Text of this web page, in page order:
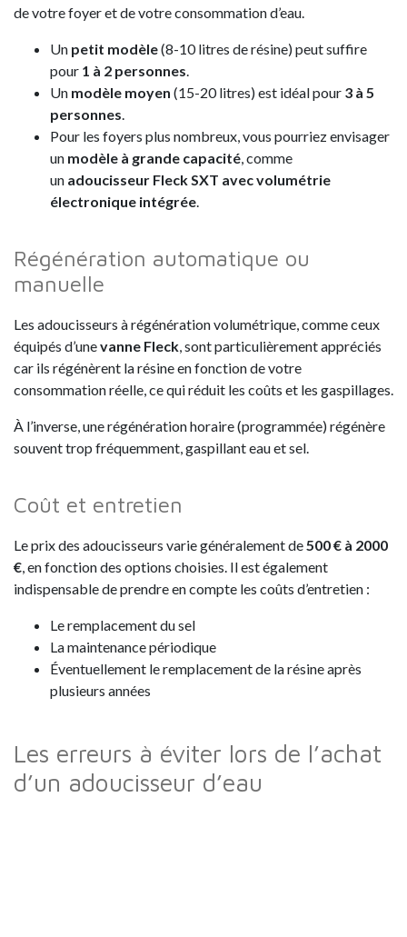
de votre foyer et de votre consommation d’eau.
Un petit modèle(8-10 litres de résine) peut suffire
pour 1 à 2 personnes
Un modèle moyen (15-20 litres) est idéal pour 3 à 5
personnes
Pour les foyers plus nombreux, vous pourriez envisager
un modèle à grande capacité , comme
un adoucisseur Fleck SXT avec volumétrie
électronique intégrée
Régénération automatique ou
manuelle
Les adoucisseurs à régénération volumétrique, comme ceux
équipés d’unevanne Fleck, sont particulièrement appréciés
car ils régénèrent la résine en fonction de votre
consommation réelle, ce qui réduit les coûts et les gaspillages.
À l’inverse, une régénération horaire (programmée) régénère
souvent trop fréquemment, gaspillant eau et sel.
Coût et entretien
Le prix des adoucisseurs varie généralement de500 € à 2000
€, en fonction des options choisies. Il est également
indispensable de prendre en compte les coûts d’entretien :
Le remplacement du sel
La maintenance périodique
Éventuellement le remplacement de la résine après
plusieurs années
Les erreurs à éviter lors de l’achat
d’un adoucisseur d’eau